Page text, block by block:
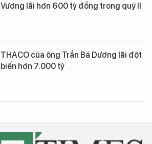
Vượng lãi hơn 600 tỷ đồng trong quý II
THACO của ông Trần Bá Dương lãi đột
biến hơn 7.000 tỷ